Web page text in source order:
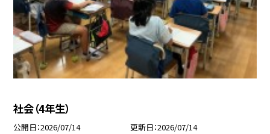
社会（4年生）
公開日 2026/07/14 更新日 2026/07/14